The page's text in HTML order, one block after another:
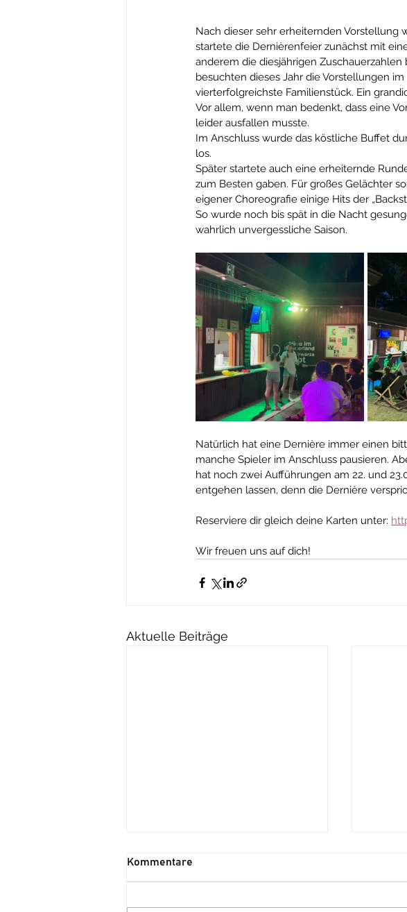
Nach dieser sehr erheiternden Vorstellung
startete die Dernièrenfeier zunächst mit
anderem die diesjährigen
besuchten dieses Jahr die Vorstellungen
vierterfolgreichste Familienstück. Ein
Vor allem, wenn man bedenkt, dass eine
leider ausfallen musste.
Im Anschluss wurde das köstliche Buffet
los.
Später startete auch eine erheiternde
zum Besten gaben. Für großes Gelächter
eigener Choreografie einige Hits der
So wurde noch bis spät in die Nacht
wahrlich unvergessliche Saison.
Natürlich hat eine Dernière immer einen
manche Spieler im Anschluss pausieren.
hat noch zwei Aufführungen am 22. und
entgehen lassen, denn die Dernière
Reserviere dir gleich deine Karten unter:
Wir freuen uns auf dich!
Aktuelle Beiträge
Kommentare